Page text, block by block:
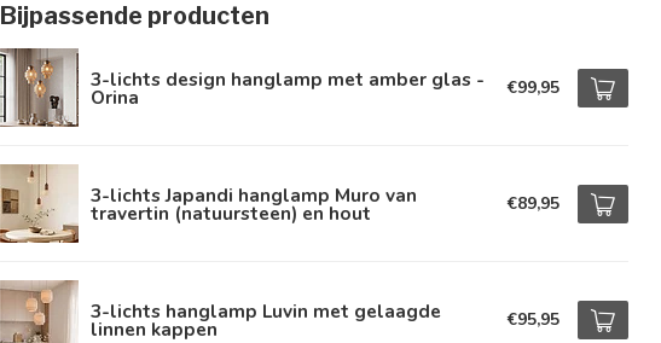
Bijpassende producten
3-lichts design hanglamp met amber glas -
Orina €99,95
3-lichts Japandi hanglamp Muro van
travertin (natuursteen) en hout €89,95
3-lichts hanglamp Luvin met gelaagde
linnen kappen €95,95